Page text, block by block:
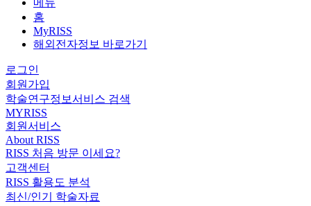
메뉴
홈
MyRISS
해외전자정보 바로가기
로그인
회원가입
학술연구정보서비스 검색
MYRISS
회원서비스
About RISS
RISS 처음 방문 이세요?
고객센터
RISS 활용도 분석
최신/인기 학술자료